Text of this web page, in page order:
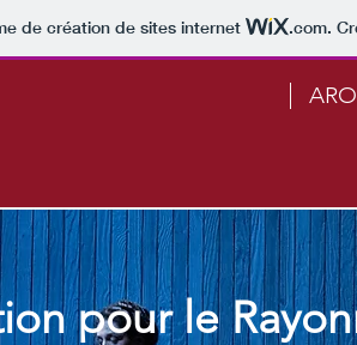
de création de sites internet .com.
pour le